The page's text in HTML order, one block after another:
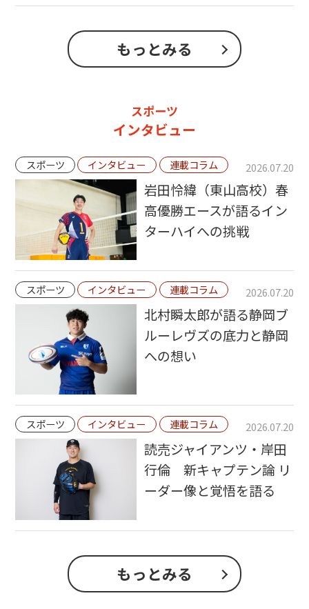
もっとみる
スポーツ
インタビュー
スポーツ インタビュー 連載コラム 2026.07.20
岩田怜緯（東山高校）春
高優勝エースが語るイン
ターハイへの挑戦
スポーツ インタビュー 連載コラム 2026.07.20
北村瞬太郎が語る静岡ブ
ルーレヴズの底力と静岡
への想い
スポーツ インタビュー 連載コラム 2026.07.20
読売ジャイアンツ・岸田
行倫 新キャプテン論 リ
ーダー像と覚悟を語る
もっとみる